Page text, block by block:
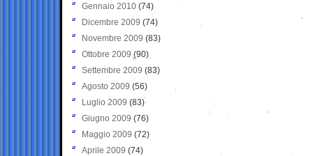
Gennaio 2010 (74)
Dicembre 2009 (74)
Novembre 2009 (83)
Ottobre 2009 (90)
Settembre 2009 (83)
Agosto 2009 (56)
Luglio 2009 (83)
Giugno 2009 (76)
Maggio 2009 (72)
Aprile 2009 (74)